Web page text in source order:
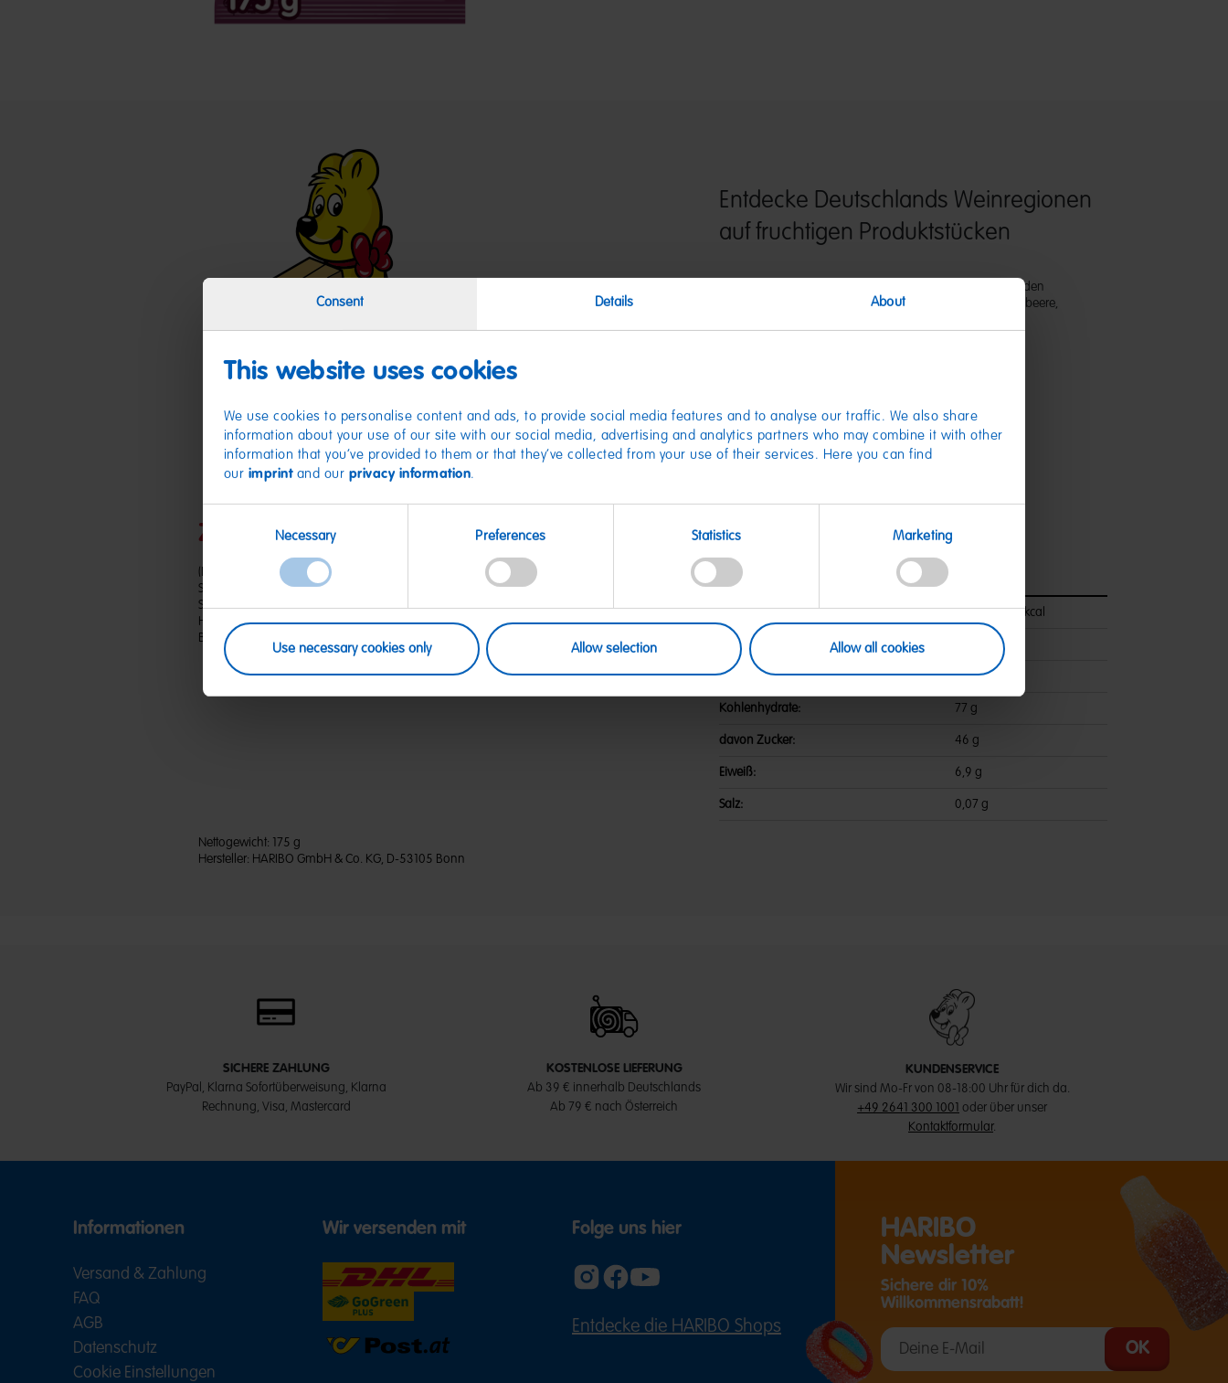
Consent Details About
This website uses cookies
We use cookies to personalise content and ads, to provide social media features and to analyse our traffic. We also share
information about your use of our site with our social media, advertising and analytics partners who may combine it with other
information that you’ve provided to them or that they’ve collected from your use of their services. Here you can find
our imprintand our privacy information.
Selection
Necessary Preferences Statistics Marketing
Use necessary cookies only Allow selection Allow all cookies
Entdecke Deutschlands Weinregionen
auf fruchtigen Produktstücken
HARIBO Weinland ist besonders weiches Fruchtgummi in den
fruchtigen Geschmacksrichtungen Ananas, Erdbeere, Himbeere,
Zutaten
(D) Weingummi | Zutaten: Glukosesirup; Zucker; Gelatine; Dextrose;
Säuerungsmittel: Citronensäure; Frucht- und Pflanzenkonzentrate: Saflor,
Spirulina, Rettich, Apfel, Süßkartoffel, Karotte, Schwarze Johannisbeere,
Hibiskus, Zitrone; Sonnenblumenöl; Wein; Aroma; Überzugsmittel:
Bienenwachs weiß und gelb. Kann Spuren von MILCH, WEIZEN enthalten.
Nährwerte
Nährwerte
Energie: 1459 kJ/343 kcal
Fett:
davon gesättigte Fettsäuren: 0,1 g
Kohlenhydrate: 77 g
davon Zucker: 46 g
Eiweiß: 6,9 g
Salz: 0,07 g
Nettogewicht: 175 g
Hersteller: HARIBO GmbH & Co. KG, D-53105 Bonn
SICHERE ZAHLUNG
PayPal, Klarna Sofortüberweisung, Klarna
Rechnung, Visa, Mastercard
KOSTENLOSE LIEFERUNG
Ab 39 € innerhalb Deutschlands
Ab 79 € nach Österreich
KUNDENSERVICE
Wir sind Mo-Fr von 08-18:00 Uhr für dich da.
+49 2641 300 1001
oder über unser
Kontaktformular.
Informationen
Versand & Zahlung
FAQ
AGB
Datenschutz
Cookie Einstellungen
Wir versenden mit Folge uns hier
Entdecke die HARIBO Shops (ÖFFNET EINE EXTERNE SEITE IN EINEM NEUEN TAB)
HARIBO
Newsletter
Sichere dir 10%
Willkommensrabatt!